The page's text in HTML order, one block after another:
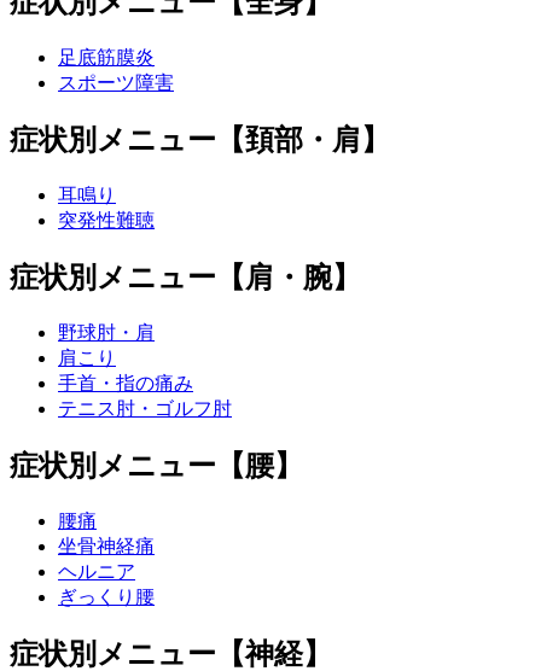
足底筋膜炎
スポーツ障害
症状別メニュー【頚部・肩】
耳鳴り
突発性難聴
症状別メニュー【肩・腕】
野球肘・肩
肩こり
手首・指の痛み
テニス肘・ゴルフ肘
症状別メニュー【腰】
腰痛
坐骨神経痛
ヘルニア
ぎっくり腰
症状別メニュー【神経】